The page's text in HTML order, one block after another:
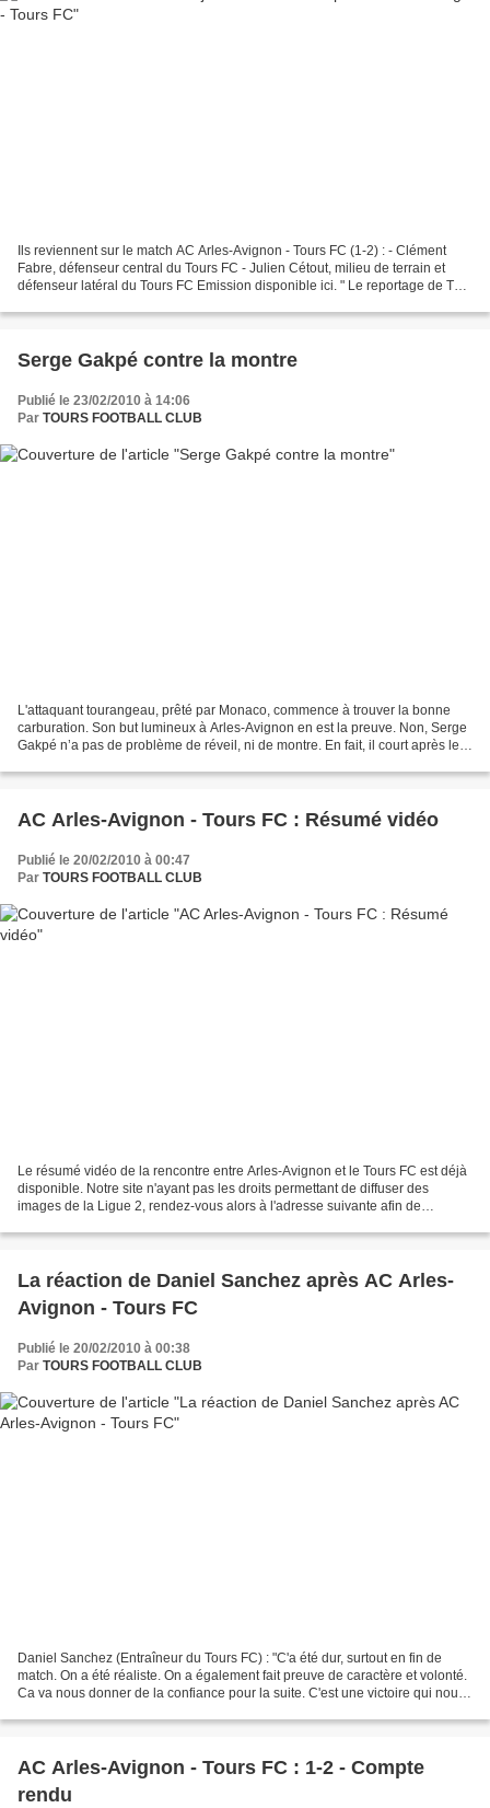
Ils reviennent sur le match AC Arles-Avignon - Tours FC (1-2) : - Clément
Fabre, défenseur central du Tours FC - Julien Cétout, milieu de terrain et
défenseur latéral du Tours FC Emission disponible ici. " Le reportage de TV
Serge Gakpé contre la montre
Publié le 23/02/2010 à 14:06
Par TOURS FOOTBALL CLUB
L'attaquant tourangeau, prêté par Monaco, commence à trouver la bonne
carburation. Son but lumineux à Arles-Avignon en est la preuve. Non, Serge
Gakpé n’a pas de problème de réveil, ni de montre. En fait, il court après le
AC Arles-Avignon - Tours FC : Résumé vidéo
Publié le 20/02/2010 à 00:47
Par TOURS FOOTBALL CLUB
Le résumé vidéo de la rencontre entre Arles-Avignon et le Tours FC est déjà
disponible. Notre site n'ayant pas les droits permettant de diffuser des
images de la Ligue 2, rendez-vous alors à l'adresse suivante afin de
La réaction de Daniel Sanchez après AC Arles-
Avignon - Tours FC
Publié le 20/02/2010 à 00:38
Par TOURS FOOTBALL CLUB
Daniel Sanchez (Entraîneur du Tours FC) : "C'a été dur, surtout en fin de
match. On a été réaliste. On a également fait preuve de caractère et volonté.
Ca va nous donner de la confiance pour la suite. C'est une victoire qui nous
AC Arles-Avignon - Tours FC : 1-2 - Compte
rendu